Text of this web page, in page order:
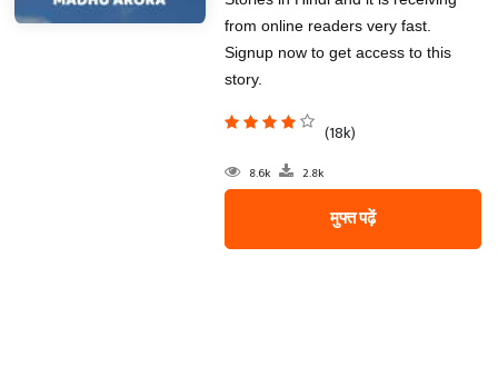
from online readers very fast.
Signup now to get access to this
story.
(18k)
8.6k 2.8k
मुफ्त पढ़ें